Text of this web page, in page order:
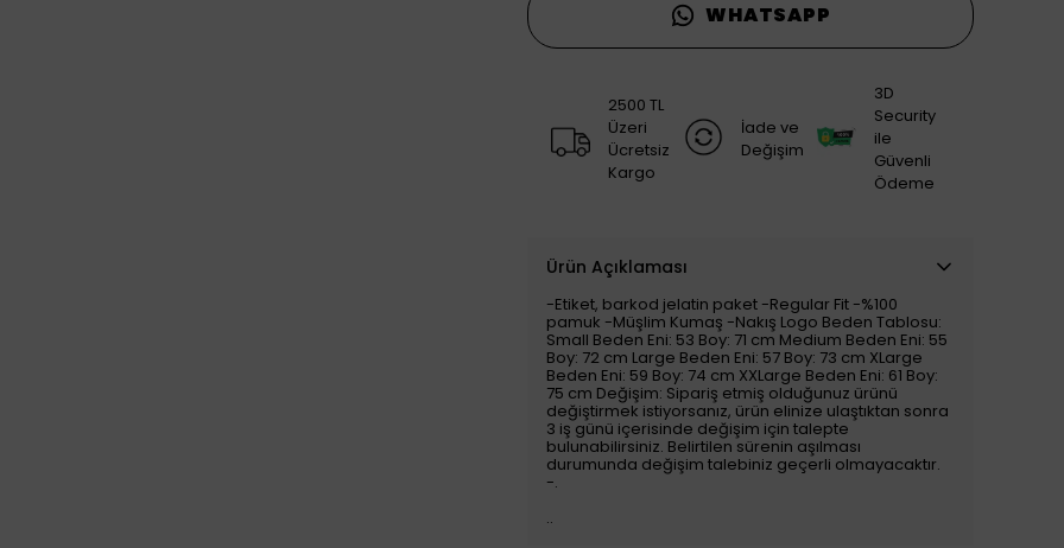
WHATSAPP
2500 TL
Üzeri
Ücretsiz
Kargo
İade ve
Değişim
3D
Security
ile
Güvenli
Ödeme
Ürün Açıklaması
-Etiket, barkod jelatin paket -Regular Fit -%100
pamuk -Müşlim Kumaş -Nakış Logo Beden Tablosu:
Small Beden Eni: 53 Boy: 71 cm Medium Beden Eni: 55
Boy: 72 cm Large Beden Eni: 57 Boy: 73 cm XLarge
Beden Eni: 59 Boy: 74 cm XXLarge Beden Eni: 61 Boy:
75 cm Değişim: Sipariş etmiş olduğunuz ürünü
değiştirmek istiyorsanız, ürün elinize ulaştıktan sonra
3 iş günü içerisinde değişim için talepte
bulunabilirsiniz. Belirtilen sürenin aşılması
durumunda değişim talebiniz geçerli olmayacaktır.
-.
..